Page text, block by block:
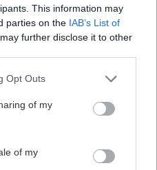
This information may
parties on the IAB’s List of
further disclose it to other
uses one or more Google
behaviour. You may click to
and its third-party tags to
purposes in below Google
Opt Outs
of my
of my
διακοσμημένα
στα κρεβάτια,
πρωινό και
θάλασσα ή τον
στα 55€ το
και μέσω του